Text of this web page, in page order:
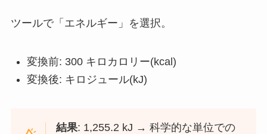
ツールで「エネルギー」を選択。
変換前: 300 キロカロリー(kcal)
変換後: キロジュール(kJ)
結果: 1,255.2 kJ → 科学的な単位での